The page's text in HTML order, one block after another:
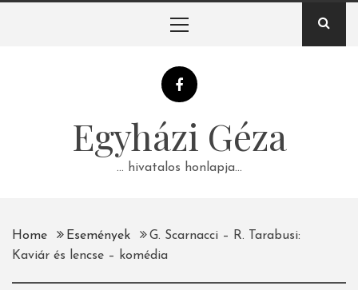
Egyházi Géza
… hivatalos honlapja…
Home Események
G. Scarnacci – R. Tarabusi:
Kaviár és lencse – komédia